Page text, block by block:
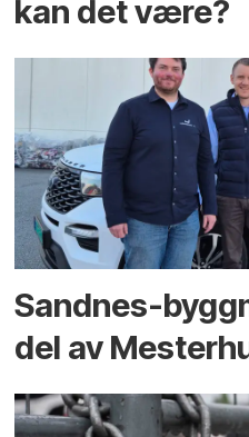
kan det være?
Sandnes-
del av